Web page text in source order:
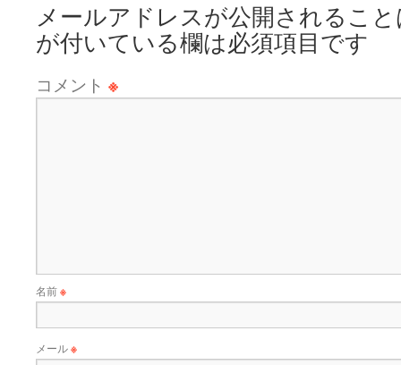
メールアドレスが公開されるこ
が付いている欄は必須項目です
コメント ※
名前※
メール※